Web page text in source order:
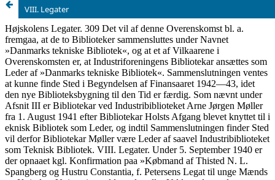
VIII. Legater